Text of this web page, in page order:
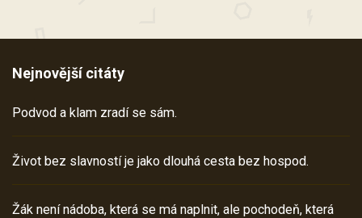
Nejnovější citáty
Podvod a klam zradí se sám.
Život bez slavností je jako dlouhá cesta bez hospod.
Žák není nádoba, která se má naplnit, ale pochodeň, která